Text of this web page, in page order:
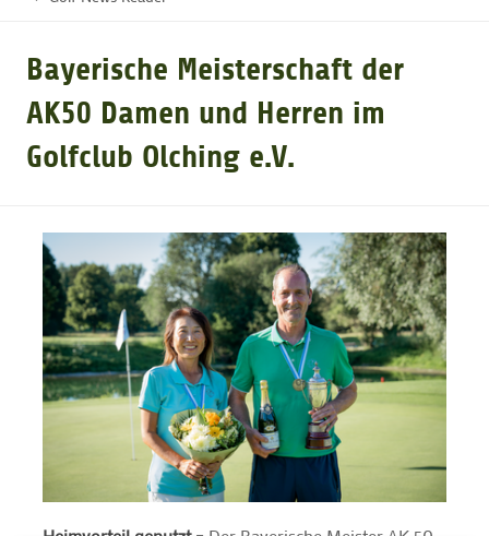
GOLFTURNIERE
GOLFEINSTEIGER
GOLFHOTELS
Bayerische Meisterschaft der
AK50 Damen und Herren im
Golfclub Olching e.V.